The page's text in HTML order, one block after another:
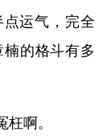
运气，完全
的格斗有多
啊。